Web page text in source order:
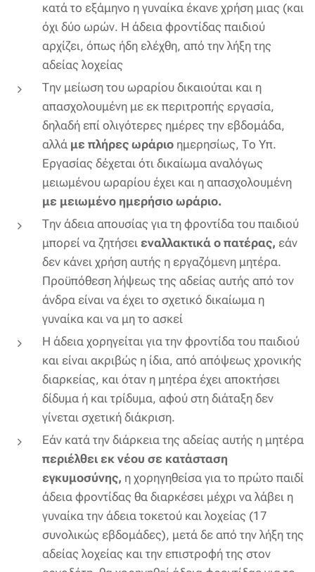
κατά το εξάμηνο η γυναίκα έκανε χρήση μιας (και
όχι δύο ωρών. Η άδεια φροντίδας παιδιού
αρχίζει, όπως ήδη ελέχθη, από την λήξη της
αδείας λοχείας
Την μείωση του ωραρίου δικαιούται και η
απασχολουμένη με εκ περιτροπής εργασία,
δηλαδή επί ολιγότερες ημέρες την εβδομάδα,
αλλά με πλήρες ωράριο ημερησίως, Το Υπ.
Εργασίας δέχεται ότι δικαίωμα αναλόγως
μειωμένου ωραρίου έχει και η απασχολουμένη
με μειωμένο ημερήσιο ωράριο.
Την άδεια απουσίας για τη φροντίδα του παιδιού
μπορεί να ζητήσει εναλλακτικά ο πατέρας, εάν
δεν κάνει χρήση αυτής η εργαζόμενη μητέρα.
Προϋπόθεση λήψεως της αδείας αυτής από τον
άνδρα είναι να έχει το σχετικό δικαίωμα η
γυναίκα και να μη το ασκεί
Η άδεια χορηγείται για την φροντίδα του παιδιού
και είναι ακριβώς η ίδια, από απόψεως χρονικής
διαρκείας, και όταν η μητέρα έχει αποκτήσει
δίδυμα ή και τρίδυμα, αφού στη διάταξη δεν
γίνεται σχετική διάκριση.
Εάν κατά την διάρκεια της αδείας αυτής η μητέρα
περιέλθει εκ νέου σε κατάσταση
εγκυμοσύνης, η χορηγηθείσα για το πρώτο παιδί
άδεια φροντίδας θα διαρκέσει μέχρι να λάβει η
γυναίκα την άδεια τοκετού και λοχείας (17
συνολικώς εβδομάδες), μετά δε από την λήξη της
αδείας λοχείας και την επιστροφή της στον